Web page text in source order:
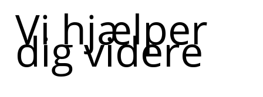
Vi hjælper
dig videre